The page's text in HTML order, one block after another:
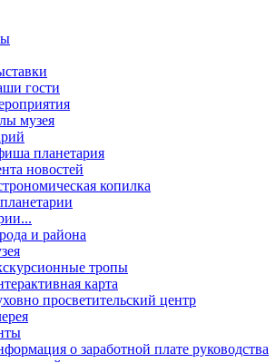
гости
музея
планетария
новостей
копилка
и района
тропы
карта
просветительский центр
о заработной плате руководства